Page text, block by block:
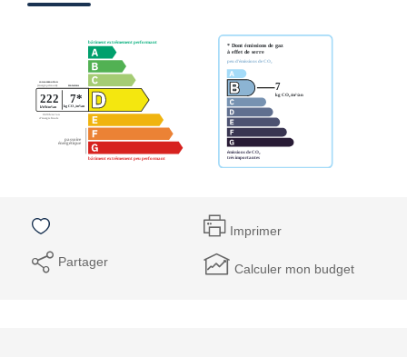
Imprimer
Partager Calculer mon budget